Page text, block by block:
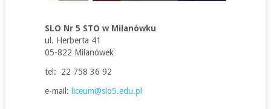
SLO Nr 5 STO w Milanówku
ul. Herberta 41
05-822 Milanówek
tel: 22 758 36 92
e-mail: liceum@slo5.edu.pl